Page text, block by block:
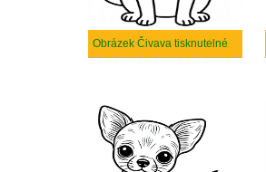
Obrázek Čivava tisknutelné